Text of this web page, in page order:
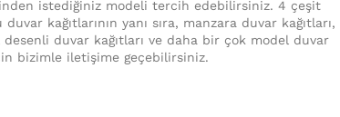
istediğiniz modeli tercih edebilirsiniz. 4 çeşit
kağıtlarının yanı sıra, manzara duvar kağıtları,
duvar kağıtları ve daha bir çok model duvar
bizimle iletişime geçebilirsiniz.